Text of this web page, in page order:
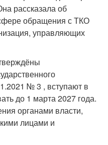
рассказала об
обращения с ТКО
управляющих
№ 3 , вступают в
до 1 марта 2027 года.
органами власти,
лицами и